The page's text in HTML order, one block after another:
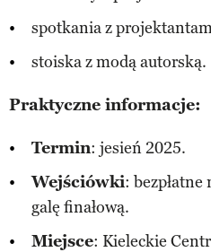
spotkania z
stoiska z modą autorską.
Praktyczne informacje:
Termin: jesień 2025.
Wejściówki: bezpłatne
galę finałową.
Miejsce: Kieleckie